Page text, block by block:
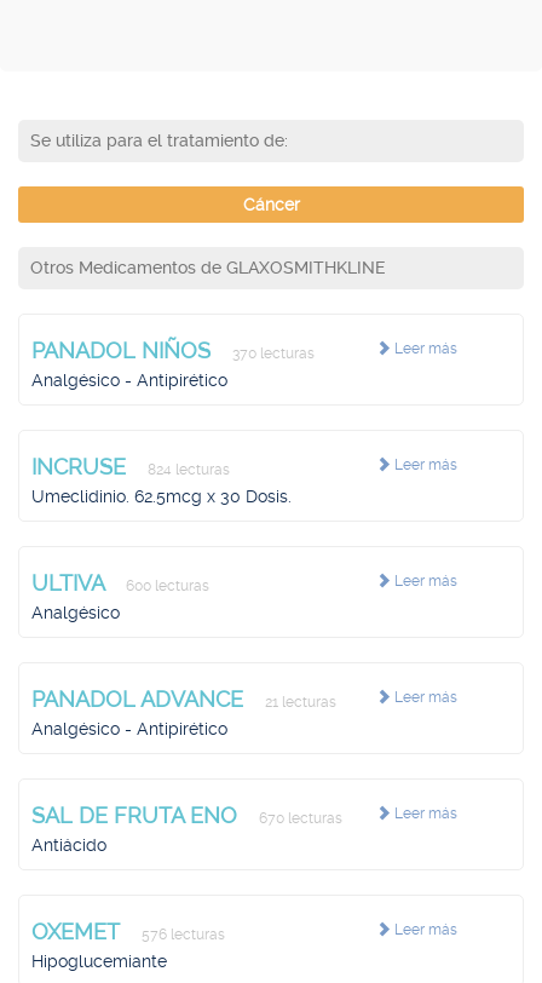
Se utiliza para el tratamiento de:
Cáncer
Otros Medicamentos de GLAXOSMITHKLINE
Leer más
PANADOL NIÑOS 370 lecturas
Analgésico - Antipirético
Leer más
INCRUSE 824 lecturas
Umeclidinio. 62.5mcg x 30 Dosis.
Leer más
ULTIVA 600 lecturas
Analgésico
Leer más
PANADOL ADVANCE 21 lecturas
Analgésico - Antipirético
Leer más
SAL DE FRUTA ENO 670 lecturas
Antiácido
Leer más
OXEMET 576 lecturas
Hipoglucemiante